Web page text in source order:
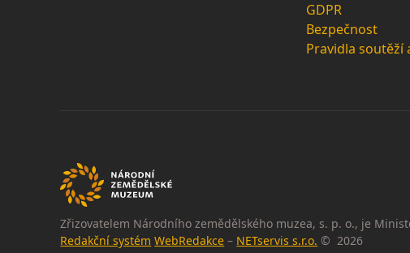
GDPR
Bezpečnost
Pravidla
Zřizovatelem Národního zemědělského muzea, s. p. o., je
Redakční systém WebRedakce – NETservis s.r.o. © 2026